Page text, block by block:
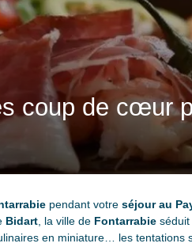
coup de cœur
pendant votre séjour au
Bidart, la ville de Fontarrabieséduit
en miniature… les tentations